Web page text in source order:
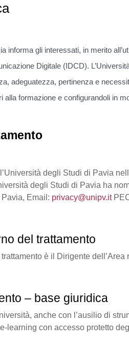
informa gli interessati, in merito
Digitale (IDCD).
adeguatezza, pertinenza e
formazione e configurandoli in
l’Università degli Studi di Pavia
degli Studi di Pavia ha
Email: privacy@unipv.it
del trattamento
trattamento è il Dirigente
– base giuridica
anche con l’ausilio di
learning con accesso protetto